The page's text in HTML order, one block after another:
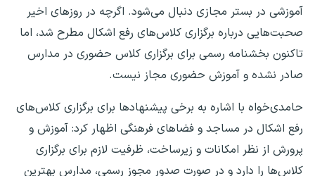
آموزشی در بستر مجازی دنبال می‌شود. اگرچه در روزهای اخیر
صحبت‌هایی درباره برگزاری کلاس‌های رفع اشکال مطرح شد، اما
تاکنون بخشنامه رسمی برای برگزاری کلاس حضوری در مدارس
صادر نشده و آموزش حضوری مجاز نیست.
حامدی‌خواه با اشاره به برخی پیشنهادها برای برگزاری کلاس‌های
رفع اشکال در مساجد و فضاهای فرهنگی اظهار کرد: آموزش و
پرورش از نظر امکانات و زیرساخت، ظرفیت لازم برای برگزاری
کلاس‌ها را دارد و در صورت صدور مجوز رسمی، مدارس بهترین